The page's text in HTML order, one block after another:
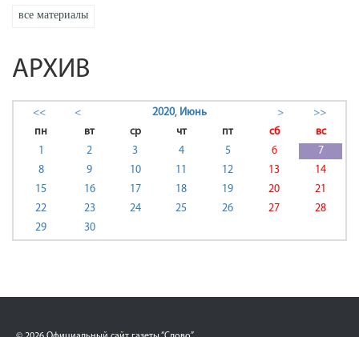
все материалы
АРХИВ
<< < 2020, Июнь >
>>
пн
вт ср чт пт сб
вс
1
2 3 4 5 6
7
8
9 10 11 12 13
14
15
16 17 18 19 20
21
22
23 24 25 26 27
28
29
30